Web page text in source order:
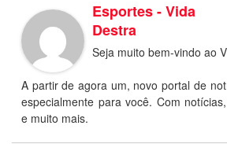
Esportes - Vida
Destra
Seja muito bem-vindo ao
A partir de agora um, novo portal de
especialmente para você. Com
e muito mais.